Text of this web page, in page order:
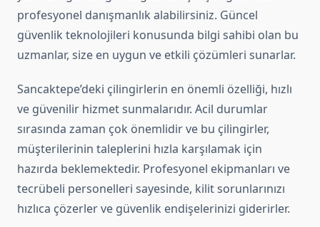
profesyonel danışmanlık alabilirsiniz. Güncel
güvenlik teknolojileri konusunda bilgi sahibi olan bu
uzmanlar, size en uygun ve etkili çözümleri sunarlar.
Sancaktepe’deki çilingirlerin en önemli özelliği, hızlı
ve güvenilir hizmet sunmalarıdır. Acil durumlar
sırasında zaman çok önemlidir ve bu çilingirler,
müşterilerinin taleplerini hızla karşılamak için
hazırda beklemektedir. Profesyonel ekipmanları ve
tecrübeli personelleri sayesinde, kilit sorunlarınızı
hızlıca çözerler ve güvenlik endişelerinizi giderirler.